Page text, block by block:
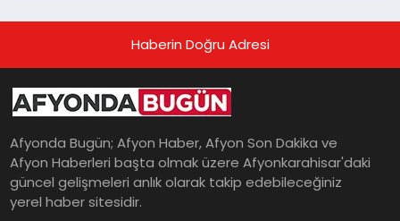
Haberin Doğru Adresi
Afyonda Bugün; Afyon Haber, Afyon Son Dakika ve
Afyon Haberleri başta olmak üzere Afyonkarahisar'daki
güncel gelişmeleri anlık olarak takip edebileceğiniz
yerel haber sitesidir.